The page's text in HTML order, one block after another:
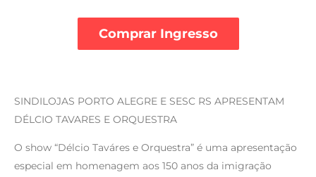
SINDILOJAS PORTO ALEGRE E SESC RS APRESENTAM
DÉLCIO TAVARES E ORQUESTRA
O show “Délcio Taváres e Orquestra” é uma apresentação
especial em homenagem aos 150 anos da imigração
Comprar Ingresso